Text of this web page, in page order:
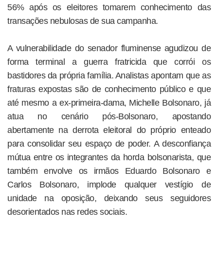
56% após os eleitores tomarem conhecimento das
transações nebulosas de sua campanha.
A vulnerabilidade do senador fluminense agudizou de
forma terminal a guerra fratricida que corrói os
bastidores da própria família. Analistas apontam que as
fraturas expostas são de conhecimento público e que
até mesmo a ex-primeira-dama, Michelle Bolsonaro, já
atua no cenário pós-Bolsonaro, apostando
abertamente na derrota eleitoral do próprio enteado
para consolidar seu espaço de poder. A desconfiança
mútua entre os integrantes da horda bolsonarista, que
também envolve os irmãos Eduardo Bolsonaro e
Carlos Bolsonaro, implode qualquer vestígio de
unidade na oposição, deixando seus seguidores
desorientados nas redes sociais.